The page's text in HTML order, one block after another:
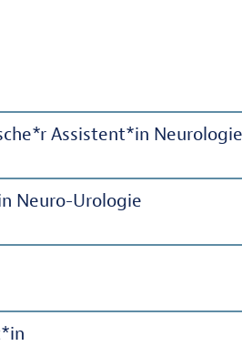
Assistent*in Neurologie
Neuro-Urologie